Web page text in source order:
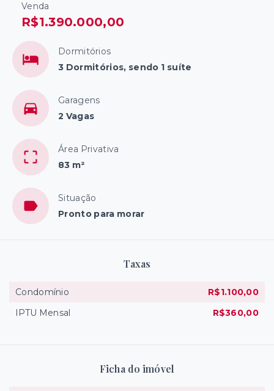
Venda
R$1.390.000,00
Dormitórios
3 Dormitórios, sendo 1 suíte
Garagens
2 Vagas
Área Privativa
83 m²
Situação
Pronto para morar
Taxas
Condomínio
R$1.100,00
IPTU Mensal
R$360,00
Ficha do imóvel